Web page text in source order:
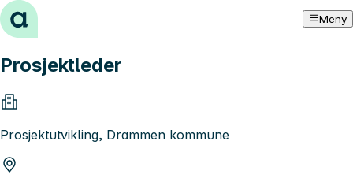
Hopp til innhold Meny
Prosjektleder
Prosjektutvikling, Drammen kommune